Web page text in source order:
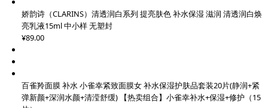
娇韵诗（CLARINS）清透润白系列 提亮肤色 补水保湿 滋润 清透润白焕
亮乳液15ml 中小样 无塑封
¥89.00
百雀羚面膜 补水 小雀幸紧致面膜女 补水保湿护肤品套装20片(静润+紧
弹新颜+深润水颜+清滢舒缓) 【热卖组合】小雀幸补水+保湿+修护（15